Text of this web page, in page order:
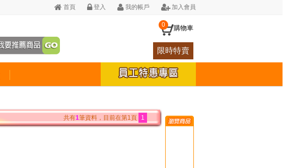
首頁 登入 我的帳戶 加入會員
0 購物車
限時特賣
共有1筆資料，目前在第1頁 1